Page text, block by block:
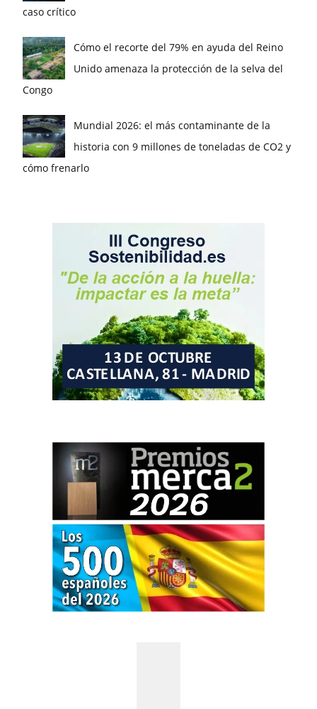
caso crítico
Cómo el recorte del 79% en ayuda del Reino
Unido amenaza la protección de la selva del
Congo
Mundial 2026: el más contaminante de la
historia con 9 millones de toneladas de CO2 y
cómo frenarlo